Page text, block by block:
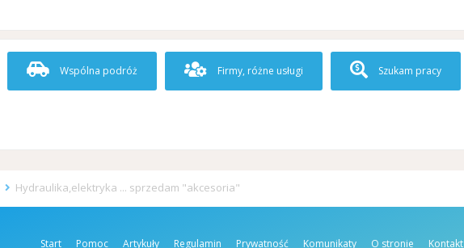
Wspólna podróż Firmy, różne usługi Szukam pracy
Hydraulika,elektryka ... sprzedam "akcesoria"
Start Pomoc Artykuły Regulamin Prywatność Komunikaty O stronie Kontakt